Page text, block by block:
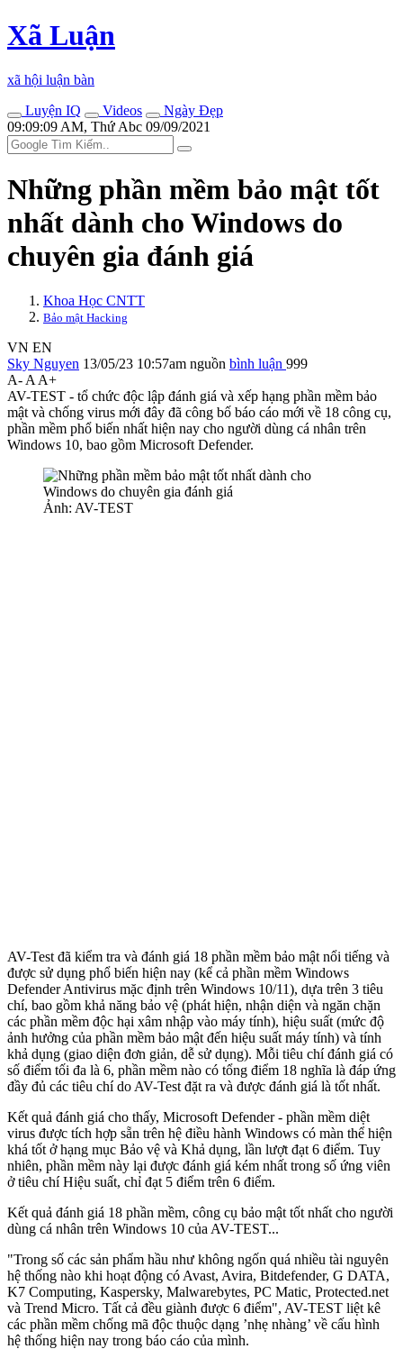
Xã Luận
xã hội luận bàn
Luyện IQ
Videos
Ngày Đẹp
09:09:09 AM, Thứ Abc 09/09/2021
Những phần mềm bảo mật tốt
nhất dành cho Windows do
chuyên gia đánh giá
Khoa Học CNTT
Bảo mật Hacking
VN EN
Sky Nguyen 13/05/23 10:57am nguồn bình luận 999
A- A A+
AV-TEST - tổ chức độc lập đánh giá và xếp hạng phần mềm bảo
mật và chống virus mới đây đã công bố báo cáo mới về 18 công cụ,
phần mềm phổ biến nhất hiện nay cho người dùng cá nhân trên
Windows 10, bao gồm Microsoft Defender.
Ảnh: AV-TEST
AV-Test đã kiểm tra và đánh giá 18 phần mềm bảo mật nổi tiếng và
được sử dụng phổ biến hiện nay (kể cả phần mềm Windows
Defender Antivirus mặc định trên Windows 10/11), dựa trên 3 tiêu
chí, bao gồm khả năng bảo vệ (phát hiện, nhận diện và ngăn chặn
các phần mềm độc hại xâm nhập vào máy tính), hiệu suất (mức độ
ảnh hưởng của phần mềm bảo mật đến hiệu suất máy tính) và tính
khả dụng (giao diện đơn giản, dễ sử dụng). Mỗi tiêu chí đánh giá có
số điểm tối đa là 6, phần mềm nào có tổng điểm 18 nghĩa là đáp ứng
đầy đủ các tiêu chí do AV-Test đặt ra và được đánh giá là tốt nhất.
Kết quả đánh giá cho thấy, Microsoft Defender - phần mềm diệt
virus được tích hợp sẵn trên hệ điều hành Windows có màn thể hiện
khá tốt ở hạng mục Bảo vệ và Khả dụng, lần lượt đạt 6 điểm. Tuy
nhiên, phần mềm này lại được đánh giá kém nhất trong số ứng viên
ở tiêu chí Hiệu suất, chỉ đạt 5 điểm trên 6 điểm.
Kết quả đánh giá 18 phần mềm, công cụ bảo mật tốt nhất cho người
dùng cá nhân trên Windows 10 của AV-TEST...
"Trong số các sản phẩm hầu như không ngốn quá nhiều tài nguyên
hệ thống nào khi hoạt động có Avast, Avira, Bitdefender, G DATA,
K7 Computing, Kaspersky, Malwarebytes, PC Matic, Protected.net
và Trend Micro. Tất cả đều giành được 6 điểm", AV-TEST liệt kê
các phần mềm chống mã độc thuộc dạng ’nhẹ nhàng’ về cấu hình
hệ thống hiện nay trong báo cáo của mình.